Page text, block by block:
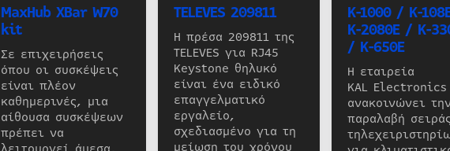
MaxHub XBar W70
kit
Σε επιχειρήσεις
όπου οι συσκέψεις
είναι πλέον
καθημερινές, μια
αίθουσα συσκέψεων
πρέπει να
TELEVES 209811
Η πρέσα 209811 της
TELEVES για RJ45
Keystone θηλυκό
είναι ένα ειδικό
επαγγελματικό
εργαλείο,
σχεδιασμένο για τη
μείωση του χρόνου
K-1000 / K-
K-2080E / K-
/ K-650E
Η εταιρεία
KAL Electronics
ανακοινώνει
παραλαβή σειράς